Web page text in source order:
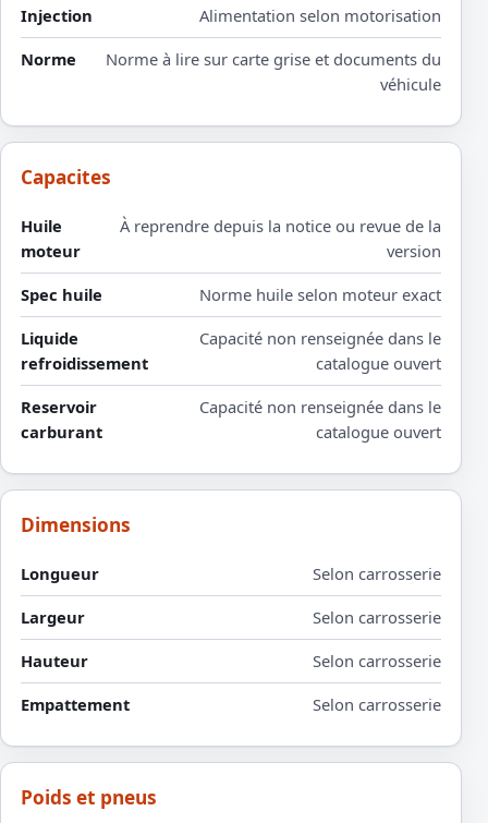
Injection
Alimentation selon motorisation
Norme
Norme à lire sur carte grise et documents du
véhicule
Capacites
Huile
moteur
À reprendre depuis la notice ou revue de la
version
Spec huile
Norme huile selon moteur exact
Liquide
refroidissement
Capacité non renseignée dans le
catalogue ouvert
Reservoir
carburant
Capacité non renseignée dans le
catalogue ouvert
Dimensions
Longueur
Selon carrosserie
Largeur
Selon carrosserie
Hauteur
Selon carrosserie
Empattement
Selon carrosserie
Poids et pneus